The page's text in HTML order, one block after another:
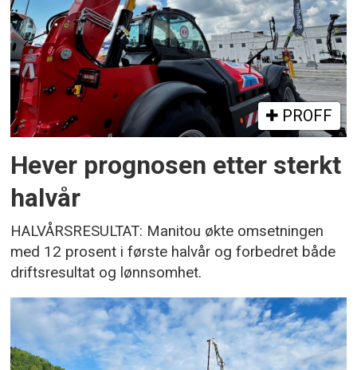
PROFF
Hever prognosen etter sterkt
halvår
HALVÅRSRESULTAT: Manitou økte omsetningen
med 12 prosent i første halvår og forbedret både
driftsresultat og lønnsomhet.